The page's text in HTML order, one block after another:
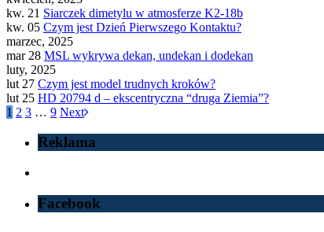
kw. 21 Siarczek dimetylu w atmosferze K2-18b
kw. 05 Czym jest Dzień Pierwszego Kontaktu?
marzec, 2025
mar 28 MSL wykrywa dekan, undekan i dodekan
luty, 2025
lut 27 Czym jest model trudnych kroków?
lut 25 HD 20794 d – ekscentryczna “druga Ziemia”?
1 2 3 … 9 Next
Reklama
Facebook